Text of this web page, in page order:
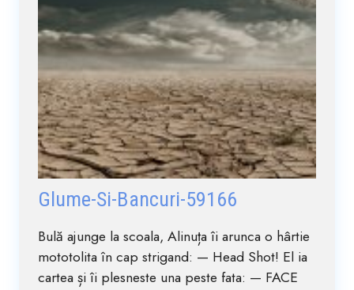
Glume-Si-Bancuri-59166
Bulă ajunge la scoala, Alinuța îi arunca o hârtie
mototolita în cap strigand: — Head Shot! El ia
cartea și îi plesneste una peste fata: — FACE